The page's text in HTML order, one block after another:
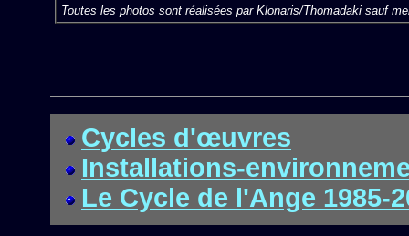
Toutes les photos sont réalisées par Klonaris/Thomadaki sauf
Cycles d'œuvres
Installations-
Le Cycle de l'Ange 1985-